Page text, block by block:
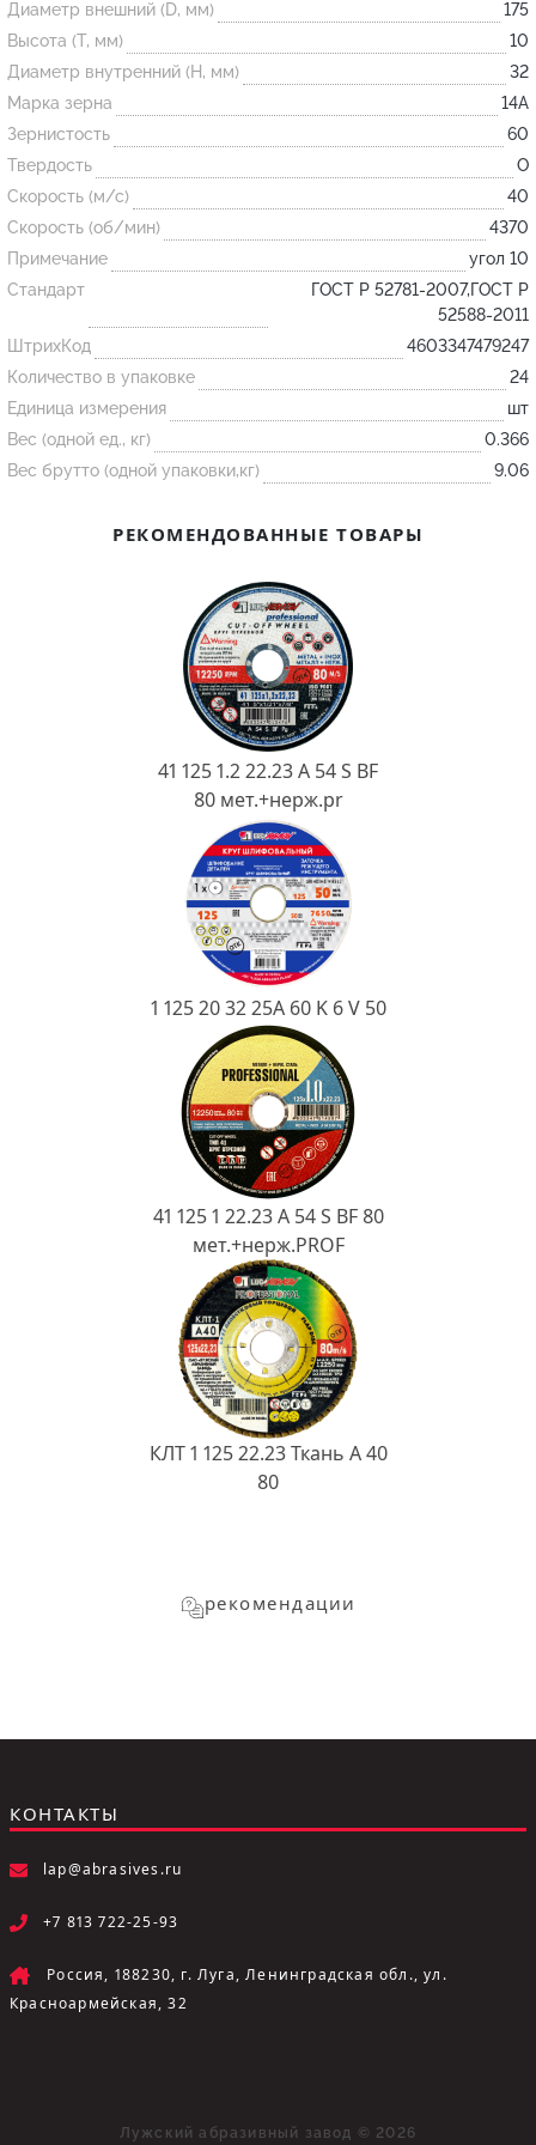
Огнеупорные
изделия
Скачать каталог
Тигель
Муфель
Шербер
Трубка
Стержень
Пробка
Подставка
Лодочка
Ковш разливочный
Огнеупорная SiC смесь
Диаметр внешний (D, мм)
175
Высота (T, мм)
10
Диаметр внутренний (H, мм)
32
Марка зерна
14А
Зернистость
60
Твердость
O
Скорость (м/с)
40
Скорость (об/мин)
4370
Примечание
угол 10
Стандарт
ГОСТ Р 52781-2007,ГОСТ Р
52588-2011
ШтрихКод
4603347479247
Количество в упаковке
24
Единица измерения
шт
Вес (одной ед., кг)
0.366
Вес брутто (одной упаковки,кг)
9.06
РЕКОМЕНДОВАННЫЕ ТОВАРЫ
41 125 1.2 22.23 A 54 S BF
80 мет.+нерж.pr
1 125 20 32 25А 60 K 6 V 50
41 125 1 22.23 A 54 S BF 80
мет.+нерж.PROF
КЛТ 1 125 22.23 Ткань A 40
80
рекомендации
КОНТАКТЫ
lap@abrasives.ru
+7 813 722-25-93
Россия, 188230, г. Луга, Ленинградская обл., ул.
Красноармейская, 32
Лужский абразивный завод © 2026